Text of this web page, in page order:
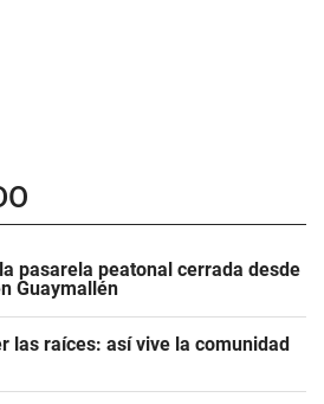
pasarela peatonal cerrada desde
Guaymallén
las raíces: así vive la comunidad